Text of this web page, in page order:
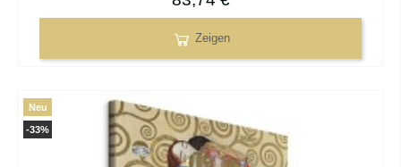
Zeigen
-33%
Neu